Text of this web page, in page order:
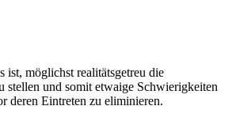
ist, möglichst realitätsgetreu die
stellen und somit etwaige Schwierigkeiten
deren Eintreten zu eliminieren.